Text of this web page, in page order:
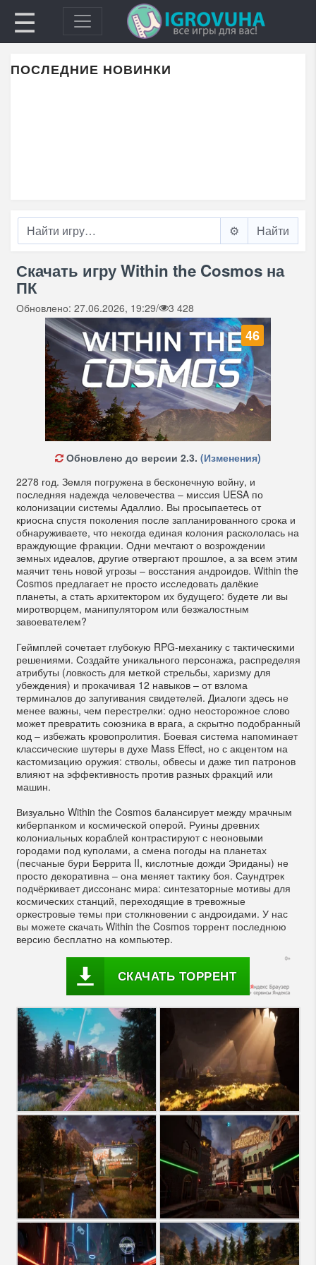
☰
ПОСЛЕДНИЕ НОВИНКИ
⚙️
Скачать игру Within the Cosmos на
ПК
Обновлено: 27.06.2026, 19:29/ 3 428
46
Обновлено до версии 2.3. (Изменения)
2278 год. Земля погружена в бесконечную войну, и
последняя надежда человечества – миссия UESA по
колонизации системы Адаллио. Вы просыпаетесь от
криосна спустя поколения после запланированного срока и
обнаруживаете, что некогда единая колония раскололась на
враждующие фракции. Одни мечтают о возрождении
земных идеалов, другие отвергают прошлое, а за всем этим
маячит тень новой угрозы – восстания андроидов. Within the
Cosmos предлагает не просто исследовать далёкие
планеты, а стать архитектором их будущего: будете ли вы
миротворцем, манипулятором или безжалостным
завоевателем?
Геймплей сочетает глубокую RPG-механику с тактическими
решениями. Создайте уникального персонажа, распределяя
атрибуты (ловкость для меткой стрельбы, харизму для
убеждения) и прокачивая 12 навыков – от взлома
терминалов до запугивания свидетелей. Диалоги здесь не
менее важны, чем перестрелки: одно неосторожное слово
может превратить союзника в врага, а скрытно подобранный
код – избежать кровопролития. Боевая система напоминает
классические шутеры в духе Mass Effect, но с акцентом на
кастомизацию оружия: стволы, обвесы и даже тип патронов
влияют на эффективность против разных фракций или
машин.
Визуально Within the Cosmos балансирует между мрачным
киберпанком и космической оперой. Руины древних
колониальных кораблей контрастируют с неоновыми
городами под куполами, а смена погоды на планетах
(песчаные бури Беррита II, кислотные дожди Эриданы) не
просто декоративна – она меняет тактику боя. Саундтрек
подчёркивает диссонанс мира: синтезаторные мотивы для
космических станций, переходящие в тревожные
оркестровые темы при столкновении с андроидами. У нас
вы можете скачать Within the Cosmos торрент последнюю
версию бесплатно на компьютер.
СКАЧАТЬ ТОРРЕНТ